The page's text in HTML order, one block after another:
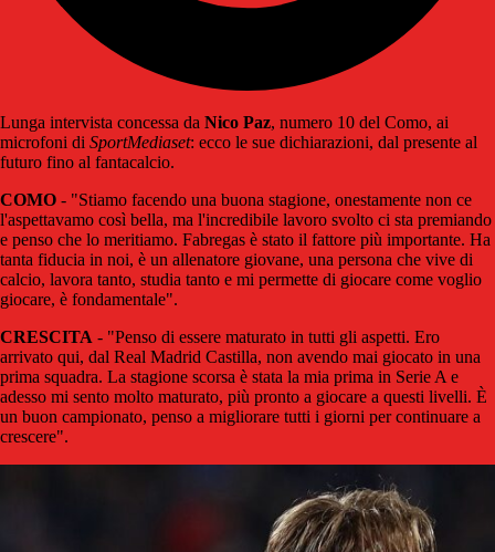
Lunga intervista concessa da Nico Paz, numero 10 del Como, ai
microfoni di SportMediaset: ecco le sue dichiarazioni, dal presente al
futuro fino al fantacalcio.
COMO - "Stiamo facendo una buona stagione, onestamente non ce
l'aspettavamo così bella, ma l'incredibile lavoro svolto ci sta premiando
e penso che lo meritiamo. Fabregas è stato il fattore più importante. Ha
tanta fiducia in noi, è un allenatore giovane, una persona che vive di
calcio, lavora tanto, studia tanto e mi permette di giocare come voglio
giocare, è fondamentale".
CRESCITA - "Penso di essere maturato in tutti gli aspetti. Ero
arrivato qui, dal Real Madrid Castilla, non avendo mai giocato in una
prima squadra. La stagione scorsa è stata la mia prima in Serie A e
adesso mi sento molto maturato, più pronto a giocare a questi livelli. È
un buon campionato, penso a migliorare tutti i giorni per continuare a
crescere".